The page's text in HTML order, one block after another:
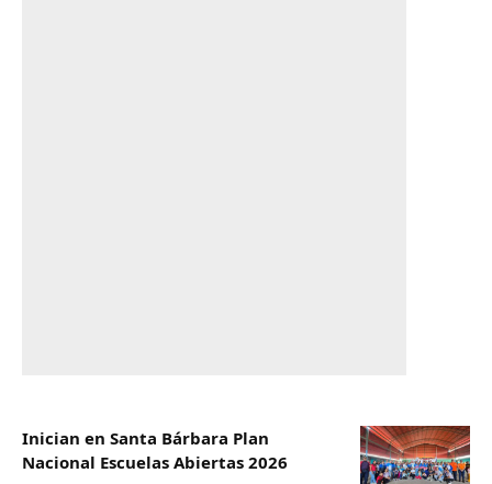
Inician en Santa Bárbara Plan
Nacional Escuelas Abiertas 2026